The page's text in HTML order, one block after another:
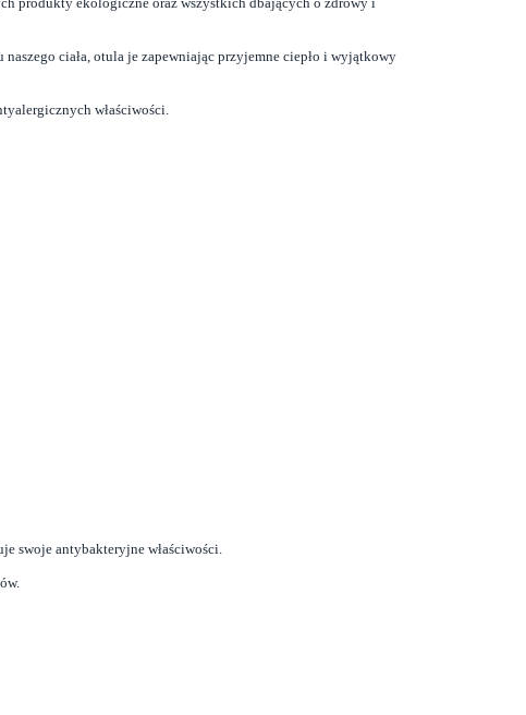
ciała, otula je zapewniając przyjemne ciepło i wyjątkowy
właściwości.
swoje antybakteryjne właściwości.